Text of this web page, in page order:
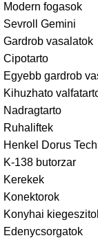
Modern fogasok
Sevroll Gemini
Gardrob vasalatok
Cipotarto
Egyebb gardrob
Kihuzhato
Nadragtarto
Ruhaliftek
Henkel Dorus
K-138 butorzar
Kerekek
Konektorok
Konyhai
Edenycsorgatok